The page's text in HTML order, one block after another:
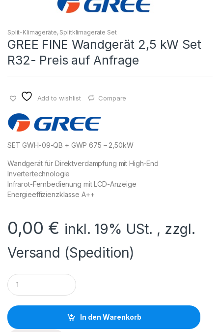
Split-Klimageräte, Splitklimageräte Set
GREE FINE Wandgerät 2,5 kW Set
R32- Preis auf Anfrage
Add to wishlist Compare
SET GWH-09-QB + GWP 675 – 2,50kW
Wandgerät für Direktverdampfung mit High-End
Invertertechnologie
Infrarot-Fernbedienung mit LCD-Anzeige
Energieeffizienzklasse A++
0,00 € inkl. 19% USt. , zzgl.
Versand (Spedition)
Q
u
a
t
i
In den Warenkorb